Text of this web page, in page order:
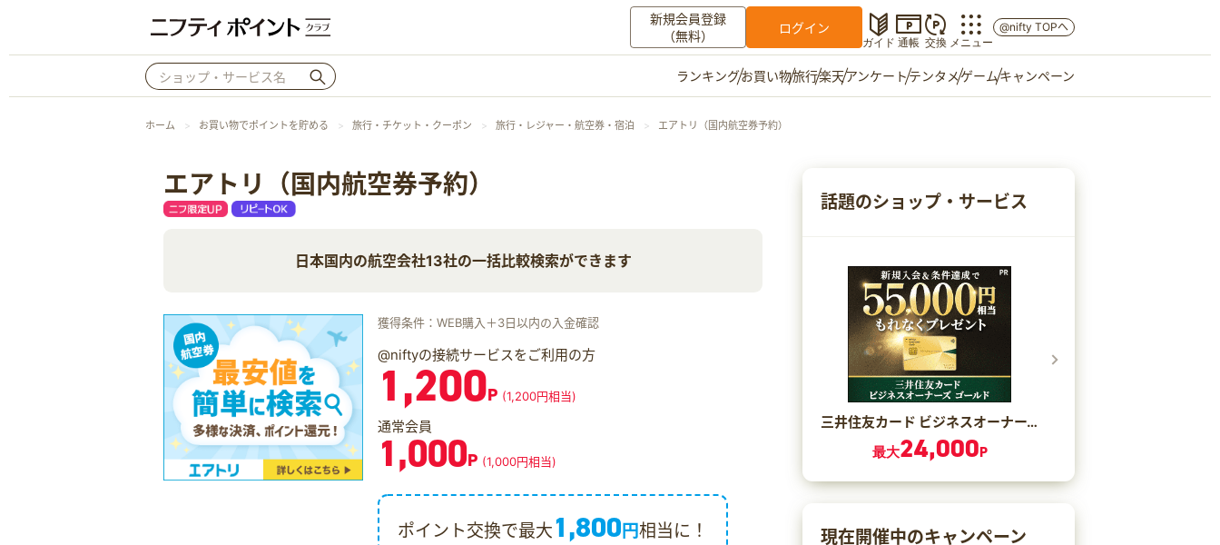
新規会員登録
（無料）
ログイン
ガイド 通帳 交換 メニュー
お知らせ
初心者ガイド
@nifty TOPへ
ランキングお買い物旅行楽天アンケートテンタメゲームキャンペーン
ホーム お買い物でポイントを貯める 旅行・チケット・クーポン 旅行・レジャー・航空券・宿泊 エアトリ（国内航空券予約）
エアトリ（国内航空券予約）
日本国内の航空会社13社の一括比較検索ができます
獲得条件：WEB購入＋3日以内の入金確認
@niftyの接続サービスをご利用の方
1,200P (1,200円相当)
通常会員
1,000P (1,000円相当)
ポイント交換で最大1,800円相当に！
話題のショップ・サービス
三井住友カード ビジネスオーナーズ ゴールド（カード発行）
最大24,000P
現在開催中のキャンペーン